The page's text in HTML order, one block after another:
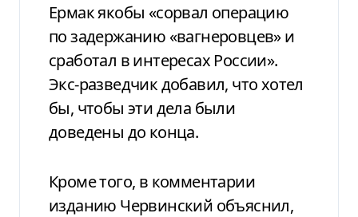
Ермак якобы «сорвал операцию
по задержанию «вагнеровцев» и
сработал в интересах России».
Экс-разведчик добавил, что хотел
бы, чтобы эти дела были
доведены до конца.
Кроме того, в комментарии
изданию Червинский объяснил,